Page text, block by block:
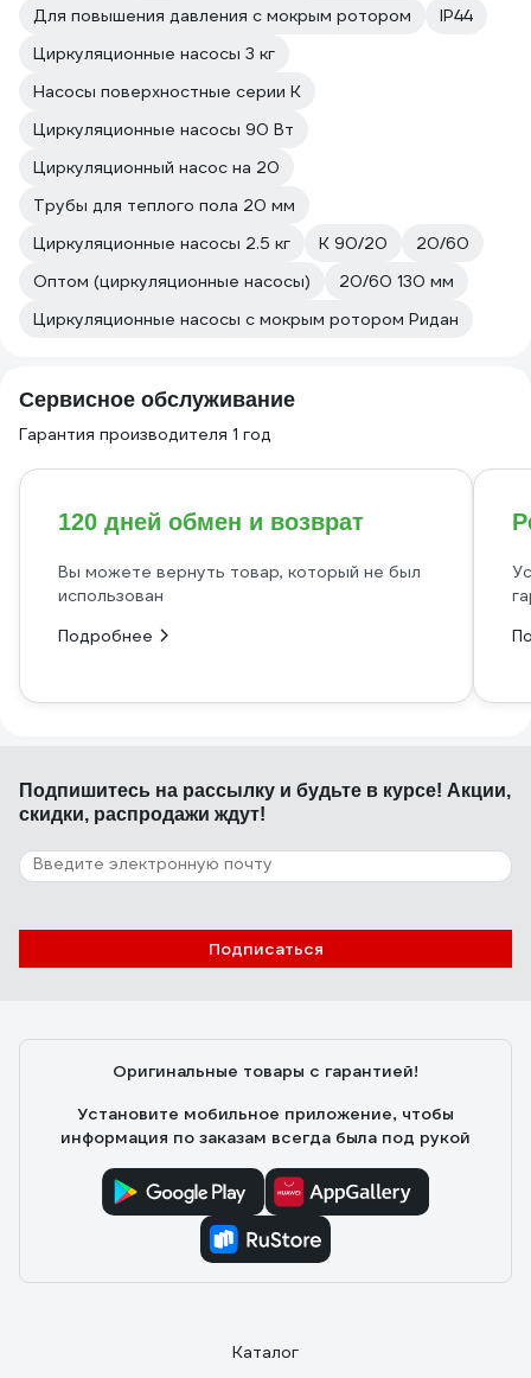
Для повышения давления с мокрым ротором
IP44
Циркуляционные насосы 3 кг
Насосы поверхностные серии К
Циркуляционные насосы 90 Вт
Циркуляционный насос на 20
Трубы для теплого пола 20 мм
Циркуляционные насосы 2.5 кг
К 90/20
20/60
Оптом (циркуляционные насосы)
20/60 130 мм
Циркуляционные насосы с мокрым ротором Ридан
Сервисное обслуживание
Гарантия производителя 1 год
120 дней обмен и возврат
Вы можете вернуть товар, который не был
использован
Подробнее
Подпишитесь на рассылку и будьте в курсе! Акции,
скидки, распродажи ждут!
Подписаться
Оригинальные товары с гарантией!
Установите мобильное приложение, чтобы
информация по заказам всегда была под рукой
Каталог